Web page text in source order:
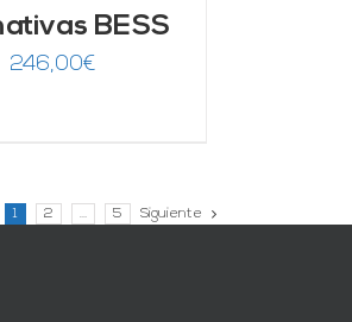
BESS
246,00€
1 2 … 5 Siguiente